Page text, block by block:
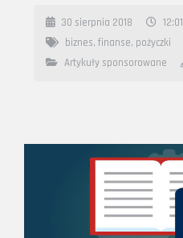
30 sierpnia 2018
12:01
biznes, finanse, pożyczki
Artykuły sponsorowane